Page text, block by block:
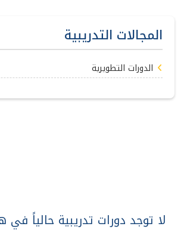
المجالات التدريبية
الدورات التطويرية
لا توجد دورات تدريبية حالياً في